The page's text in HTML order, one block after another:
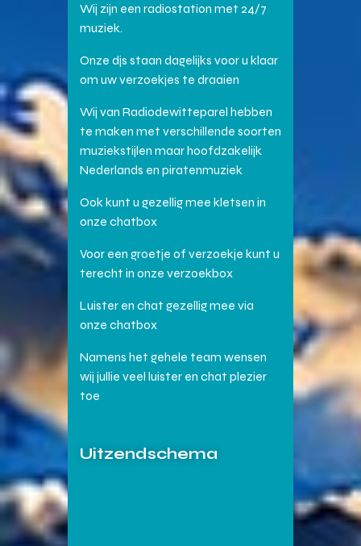
Wij zijn een radiostation met 24/7
muziek.
Onze djs staan dagelijks voor u klaar
om uw verzoekjes te draaien
Wij van Radiodewitteparel hebben
te maken met verschillende soorten
muziekstijlen maar hoofdzakelijk
Nederlands en piratenmuziek
Ook kunt u gezellig mee kletsen in
onze chatbox
Voor een groetje of verzoekje kunt u
terecht in onze verzoekbox
Luister en chat gezellig mee via
onze chatbox
Namens het gehele team wensen
wij jullie veel luister en chat plezier
toe
Uitzendschema